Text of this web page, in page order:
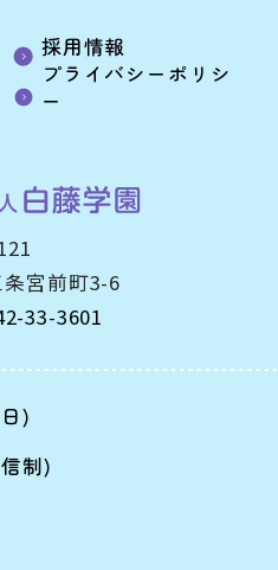
宮前町3-6
33-3601
採用情報
プライバシーポリシ
ー
)
制)